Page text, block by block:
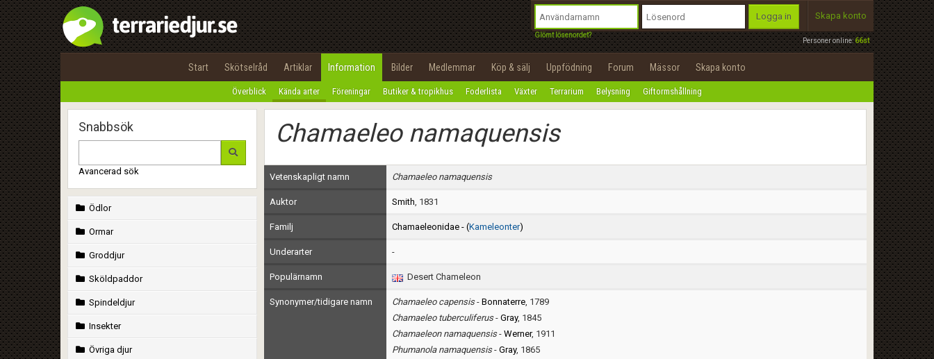
Personer online:66st
Logga in
Glömt lösenordet?
Skapa konto
Start Skötselråd Artiklar Information Bilder Medlemmar Köp & sälj Uppfödning Forum Mässor Skapa konto
Överblick Kända arter Föreningar Butiker & tropikhus Foderlista Växter Terrarium Belysning Giftormshållning
Snabbsök
Avancerad sök
Ödlor
Ormar
Groddjur
Sköldpaddor
Spindeldjur
Insekter
Övriga djur
Chamaeleo namaquensis
Vetenskapligt namn Chamaeleo namaquensis
Auktor Smith, 1831
Familj Chamaeleonidae - (Kameleonter)
Underarter -
Populärnamn Desert Chameleon
Synonymer/tidigare namn Chamaeleo capensis- Bonnaterre, 1789
Chamaeleo tuberculiferus- Gray, 1845
Chamaeleon namaquensis- Werner, 1911
Phumanola namaquensis- Gray, 1865
Utför
100%
OK
integritetspolicy
Namn:
Epost:
Användarnamn:
Lösenord:
Privacy Policy
Terms of Service
Begär nytt lösenord
Tillbaka till förstasidan